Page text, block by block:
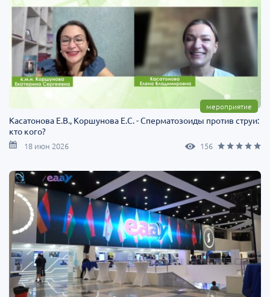
мероприятие
Касатонова Е.В., Коршунова Е.С. - Сперматозоиды против струи:
кто кого?
18 июн 2026 156